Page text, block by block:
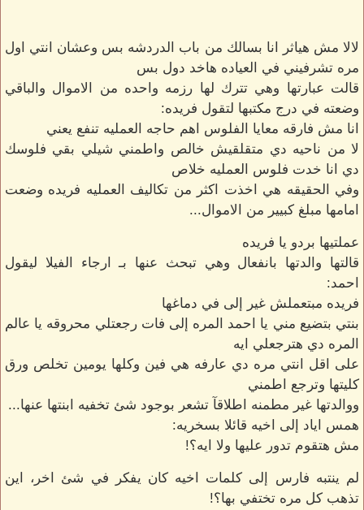
لالا مش هياثر انا بسالك من باب الدردشه بس وعشان انتي اول
مره تشرفيني في العياده هاخد دول بس
قالت عبارتها وهي تترك لها رزمه واحده من الاموال والباقي
وضعته في درج مكتبها لتقول فريده:
انا مش فارقه معايا الفلوس اهم حاجه العمليه تنفع يعني
لا من ناحيه دي متقلقيش خالص واطمني شيلي بقي فلوسك
دي انا خدت فلوس العمليه خلاص
وفي الحقيقه هي اخذت اكثر من تكاليف العمليه فريده وضعت
امامها مبلغ كبيير من الاموال...
عملتيها بردو يا فريده
قالتها والدتها بانفعال وهي تبحث عنها بـ ارجاء الفيلا ليقول
احمد:
فريده مبتعملش غير إلى في دماغها
بنتي بتضيع مني يا احمد المره إلى فات رجعتلي محروقه يا عالم
المره دي هترجعلي ايه
على اقل انتي مره دي عارفه هي فين وكلها يومين تخلص ورق
كليتها وترجع اطمني
ووالدتها غير مطمنه اطلاقآ تشعر بوجود شئ تخفيه ابنتها عنها...
همس اياد إلى اخيه قائلا بسخريه:
مش هتقوم تدور عليها ولا ايه؟!
لم ينتبه فارس إلى كلمات اخيه كان يفكر في شئ اخر، اين
تذهب كل مره تختفي بها؟!